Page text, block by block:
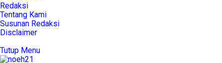
Redaksi
Tentang Kami
Susunan Redaksi
Disclaimer
Tutup Menu